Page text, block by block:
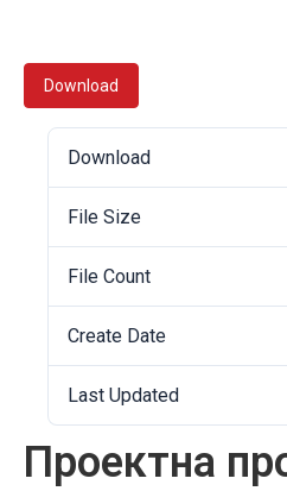
Download
Download
File Size
File Count
Create Date
Last Updated
Проектна